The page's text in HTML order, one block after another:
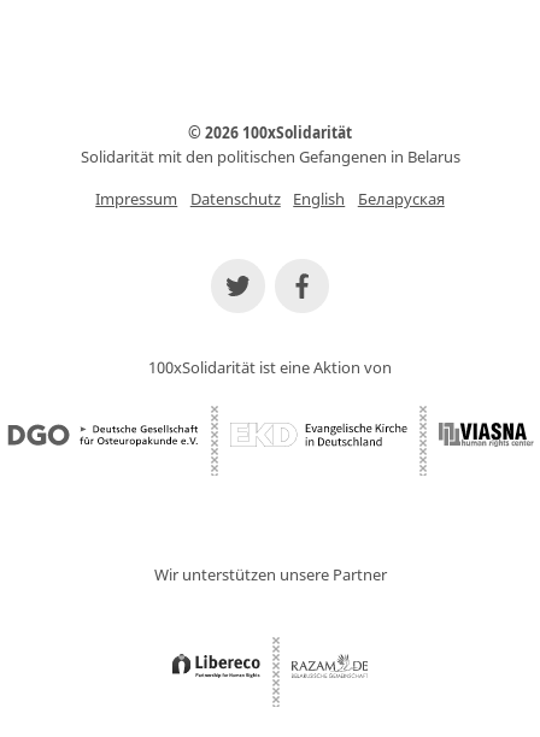
© 2026 100xSolidarität
Solidarität mit den politischen Gefangenen in Belarus
Impressum
Datenschutz English Беларуская
100xSolidarität ist eine Aktion von
Wir unterstützen unsere Partner